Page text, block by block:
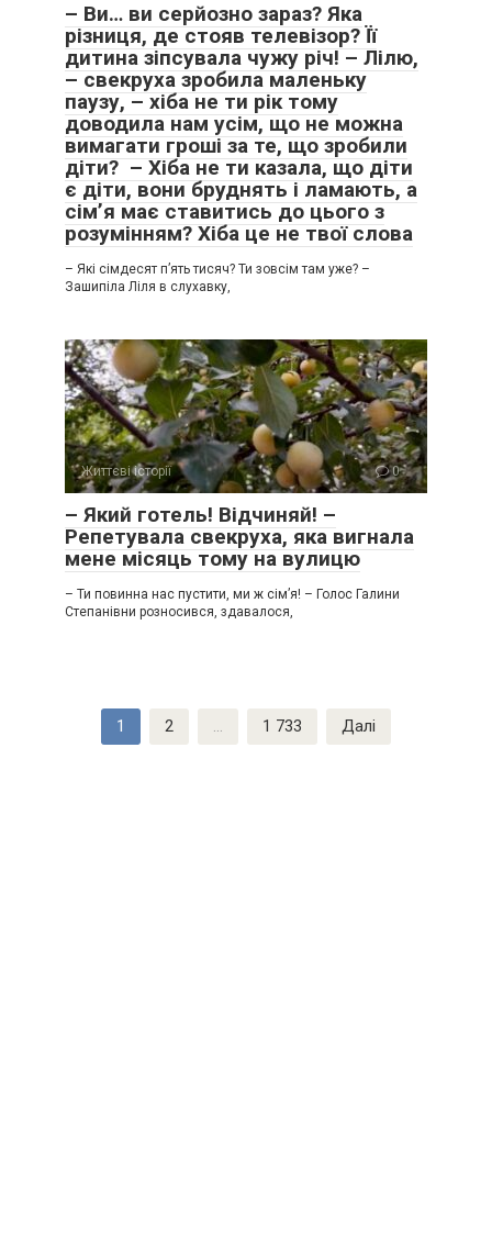
– Ви… ви серйозно зараз? Яка
різниця, де стояв телевізор? Її
дитина зіпсувала чужу річ! – Лілю,
– свекруха зробила маленьку
паузу, – хіба не ти рік тому
доводила нам усім, що не можна
вимагати гроші за те, що зробили
діти? – Хіба не ти казала, що діти
є діти, вони бруднять і ламають, а
сім’я має ставитись до цього з
розумінням? Хіба це не твої слова
– Які сімдесят п’ять тисяч? Ти зовсім там уже? –
Зашипіла Ліля в слухавку,
Життєві історії 0
– Який готель! Відчиняй! –
Репетувала свекруха, яка вигнала
мене місяць тому на вулицю
– Ти повинна нас пустити, ми ж сім’я! – Голос Галини
Степанівни розносився, здавалося,
1 2 … 1 733 Далі